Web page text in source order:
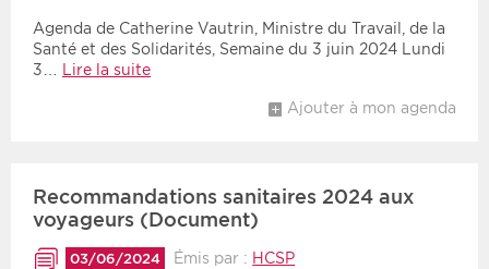
Agenda de Catherine Vautrin, Ministre du Travail, de la
Santé et des Solidarités, Semaine du 3 juin 2024 Lundi
3…
Lire la suite
Ajouter à mon agenda
Recommandations sanitaires 2024 aux
voyageurs (Document)
03/06/2024 Émis par : HCSP